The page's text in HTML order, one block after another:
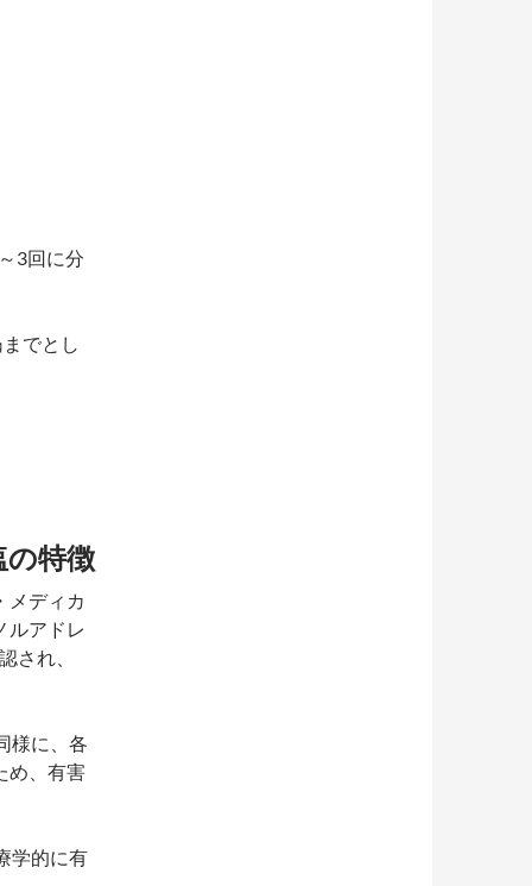
3回に分
でとし
特徴
メディカ
ルアドレ
され、
様に、各
め、有害
学的に有